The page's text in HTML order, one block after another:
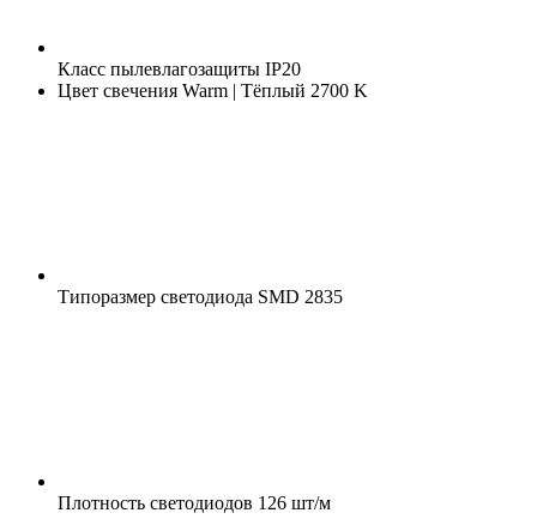
Класс пылевлагозащиты IP20
Цвет свечения Warm | Тёплый 2700 K
Типоразмер светодиода SMD 2835
Плотность светодиодов 126 шт/м